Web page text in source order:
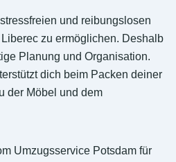
und reibungslosen
zu ermöglichen. Deshalb
Planung und Organisation.
dich beim Packen deiner
der Möbel und dem
Umzugsservice Potsdam für